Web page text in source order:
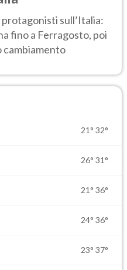
sull’Italia:
fino a Ferragosto, poi
cambiamento
21° 32°
26° 31°
21° 36°
24° 36°
23° 37°